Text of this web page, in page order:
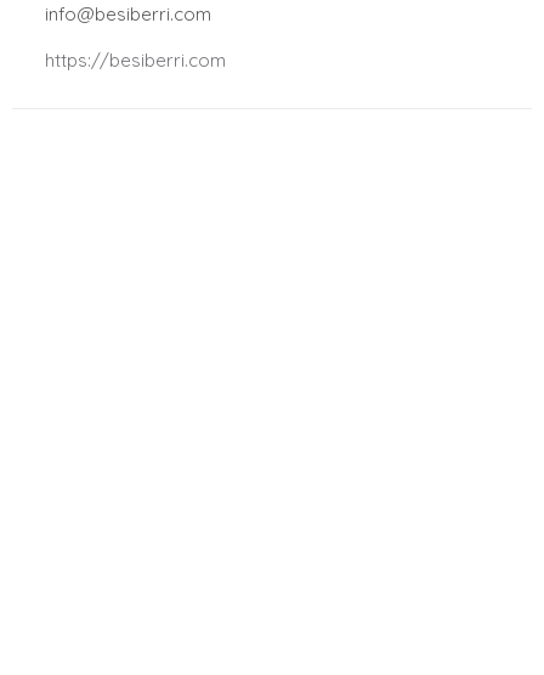
info@besiberri.com
https://besiberri.com